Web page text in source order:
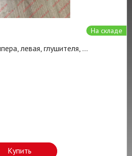
На складе
левая, глушителя, ...
Купить